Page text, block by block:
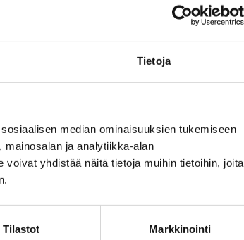
Tietoja
median ominaisuuksien tukemiseen
ja analytiikka-alan
yhdistää näitä tietoja muihin tietoihin, joita
Tilastot Markkinointi